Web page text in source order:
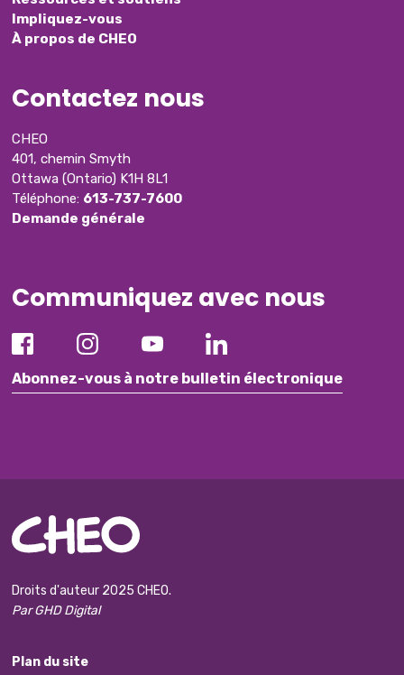
Impliquez-vous
À propos de CHEO
Contactez nous
CHEO
401, chemin Smyth
Ottawa (Ontario) K1H 8L1
Téléphone: 613-737-7600
Demande générale
Communiquez avec nous
Abonnez-vous à notre bulletin électronique
Droits d'auteur 2025 CHEO.
Par GHD Digital
Plan du site